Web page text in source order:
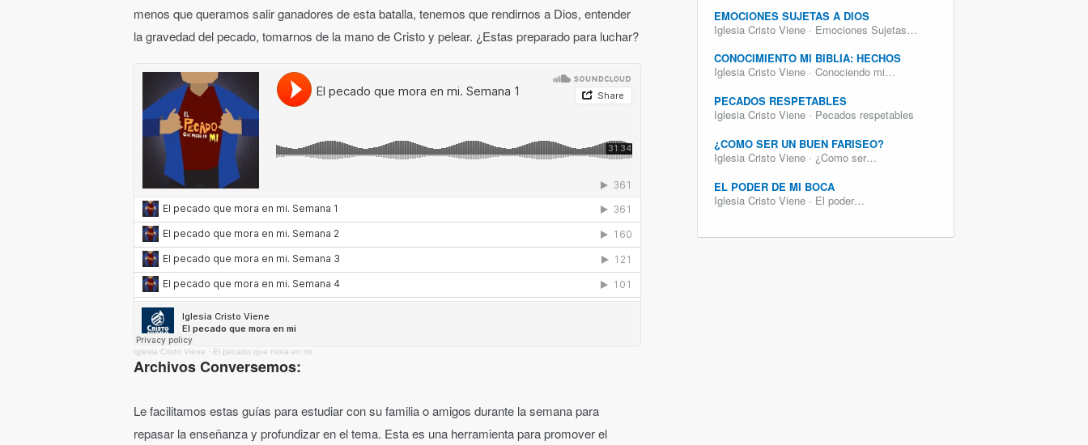
menos que queramos salir ganadores de esta batalla, tenemos que rendirnos a Dios, entender
la gravedad del pecado, tomarnos de la mano de Cristo y pelear. ¿Estas preparado para luchar?
Iglesia Cristo Viene · El pecado que mora en mi
Archivos Conversemos:
Le facilitamos estas guías para estudiar con su familia o amigos durante la semana para
repasar la enseñanza y profundizar en el tema. Esta es una herramienta para promover el
EMOCIONES SUJETAS A DIOS
Iglesia Cristo Viene · Emociones Sujetas…
CONOCIMIENTO MI BIBLIA: HECHOS
Iglesia Cristo Viene · Conociendo mi…
PECADOS RESPETABLES
Iglesia Cristo Viene · Pecados respetables
¿COMO SER UN BUEN FARISEO?
Iglesia Cristo Viene · ¿Como ser…
EL PODER DE MI BOCA
Iglesia Cristo Viene · El poder…